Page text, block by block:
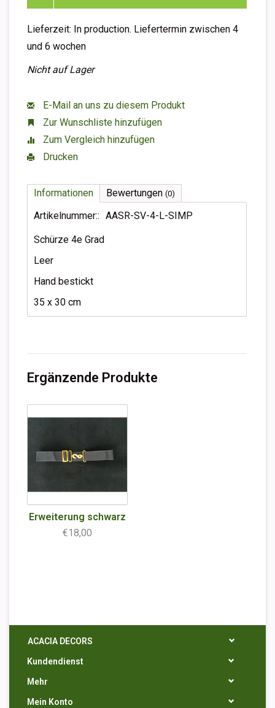
Lieferzeit: In production. Liefertermin zwischen 4
und 6 wochen
Nicht auf Lager
E-Mail an uns zu diesem Produkt
Zur Wunschliste hinzufügen
Zum Vergleich hinzufügen
Drucken
Informationen Bewertungen (0)
Artikelnummer:: AASR-SV-4-L-SIMP
Schürze 4e Grad
Leer
Hand bestickt
35 x 30 cm
Ergänzende Produkte
Erweiterung schwarz
€18,00
ACACIA DECORS
Kundendienst
Mehr
Mein Konto